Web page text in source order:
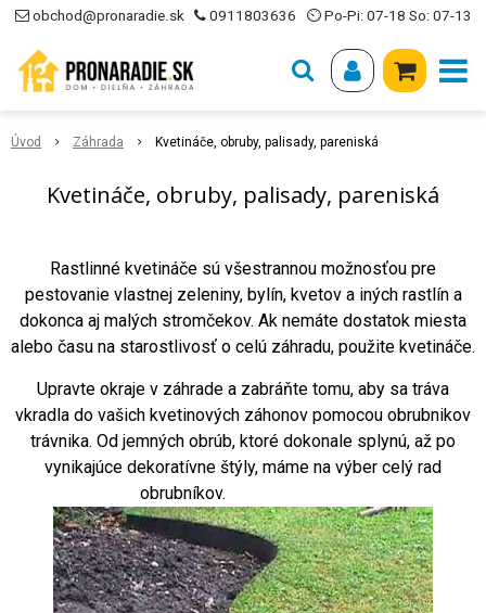
obchod@pronaradie.sk 0911803636 ⏲ Po-Pi: 07-18 So: 07-13
Úvod Záhrada Kvetináče, obruby, palisady, pareniská
Kvetináče, obruby, palisady, pareniská
Rastlinné kvetináče sú všestrannou možnosťou pre
pestovanie vlastnej zeleniny, bylín, kvetov a iných rastlín a
dokonca aj malých stromčekov. Ak nemáte dostatok miesta
alebo času na starostlivosť o celú záhradu, použite kvetináče.
Upravte okraje v záhrade a zabráňte tomu, aby sa tráva
vkradla do vašich kvetinových záhonov pomocou obrubnikov
trávnika. Od jemných obrúb, ktoré dokonale splynú, až po
vynikajúce dekoratívne štýly, máme na výber celý rad
obrubníkov.